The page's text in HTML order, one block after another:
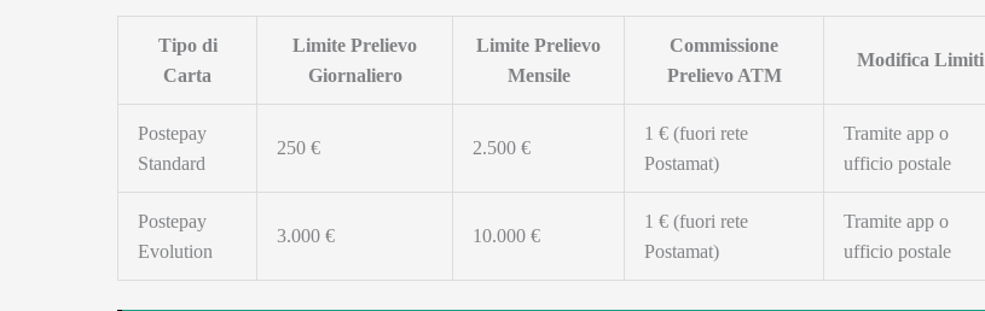
Tipo di
Carta
Limite Prelievo
Giornaliero
Limite Prelievo
Mensile
Commissione
Prelievo ATM
Modifica Limiti
Postepay
Standard
250 € 2.500 €
1 € (fuori rete
Postamat)
Tramite app o
ufficio postale
Postepay
Evolution
3.000 € 10.000 €
1 € (fuori rete
Postamat)
Tramite app o
ufficio postale